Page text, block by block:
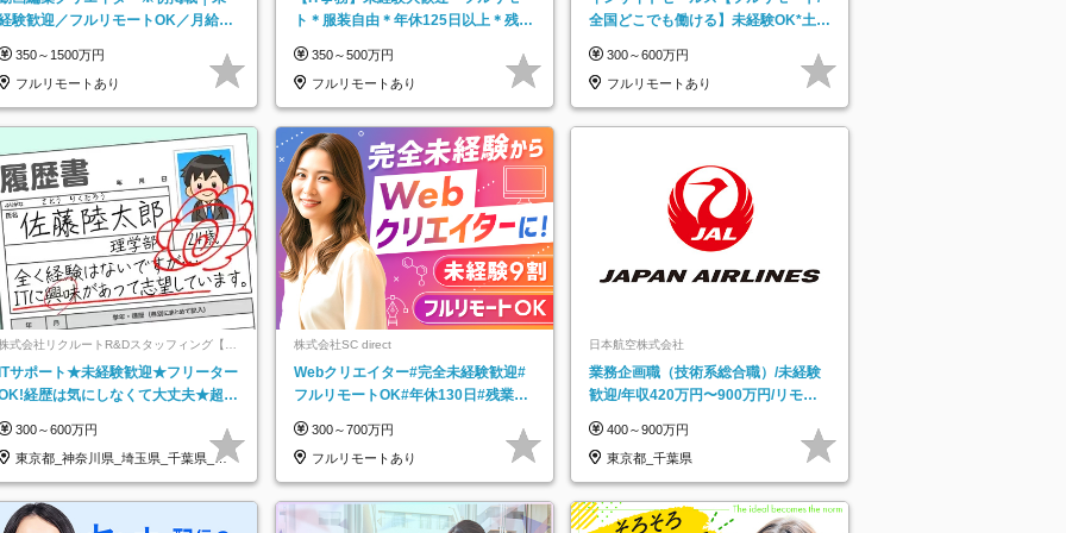
験歓迎／フルリモートOK／月給32
350～1500万円
フルリモートあり
ト＊服装自由＊年休125日以上＊残業
350～500万円
フルリモートあり
全国どこでも働ける】未経験OK*土日
300～600万円
フルリモートあり
式会社リクルートR&Dスタッフィング【リ
ルートグループ】
サポート★未経験歓迎★フリーター
経歴は気にしなくて大丈夫★超大
300～600万円
東京都_神奈川県_埼玉県_千葉県_大
府…
株式会社SC direct
Webクリエイター#完全未経験歓迎#
フルリモートOK#年休130日#残業月
300～700万円
フルリモートあり
日本航空株式会社
業務企画職（技術系総合職）/未経験
歓迎/年収420万円〜900万円/リモー
400～900万円
東京都_千葉県